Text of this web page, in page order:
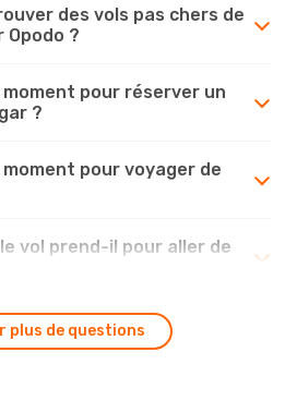
des vols pas chers de
Opodo ?
pour réserver un
?
pour voyager de
vol prend-il pour aller de
plus de questions